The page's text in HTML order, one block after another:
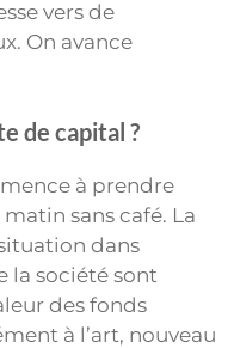
vers de
On avance
de capital ?
à prendre
sans café. La
dans
la société sont
des fonds
à l’art, nouveau